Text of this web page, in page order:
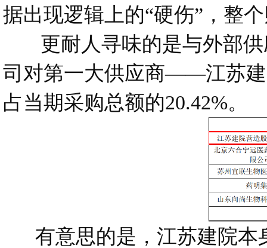
据出现逻辑上的“硬伤”，整
更耐人寻味的是与外部供
司对第一大供应商——江苏建
占当期采购总额的20.42%。
有意思的是，江苏建院本